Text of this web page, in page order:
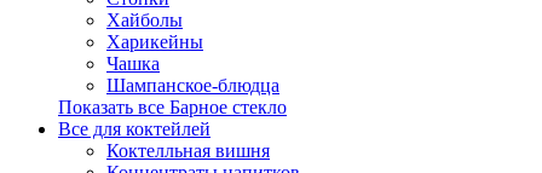
Хайболы
Харикейны
Чашка
Шампанское-блюдца
Показать все Барное стекло
Все для коктейлей
Коктелльная вишня